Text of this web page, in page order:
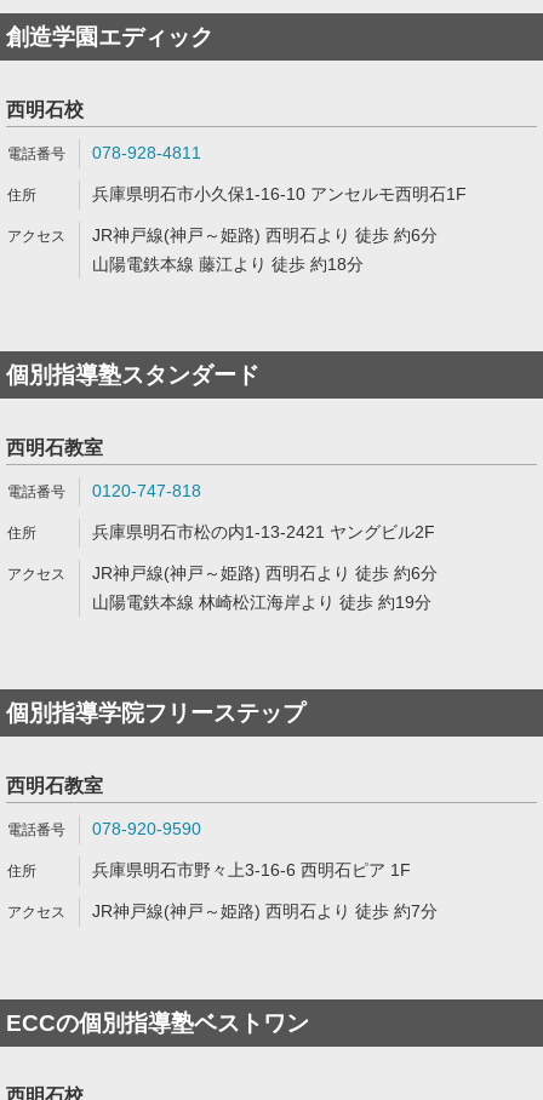
創造学園エディック
西明石校
078-928-4811
兵庫県明石市小久保1-16-10 アンセルモ西明石1F
JR神戸線(神戸～姫路) 西明石より 徒歩 約6分
山陽電鉄本線 藤江より 徒歩 約18分
個別指導塾スタンダード
西明石教室
0120-747-818
兵庫県明石市松の内1-13-2421 ヤングビル2F
JR神戸線(神戸～姫路) 西明石より 徒歩 約6分
山陽電鉄本線 林崎松江海岸より 徒歩 約19分
個別指導学院フリーステップ
西明石教室
078-920-9590
兵庫県明石市野々上3-16-6 西明石ピア 1F
JR神戸線(神戸～姫路) 西明石より 徒歩 約7分
ECCの個別指導塾ベストワン
西明石校